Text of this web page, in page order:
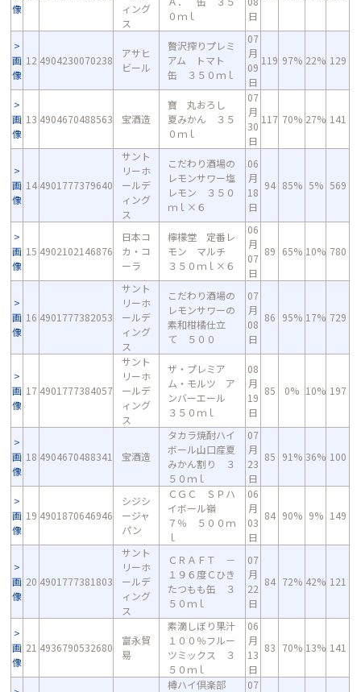
像
ィング
ス
０ｍｌ
日
画
像
12 4904230070238
アサヒ
ビール
贅沢搾りプレミ
アム トマト
缶 ３５０ｍｌ
07
月
09
日
119 97% 22% 129
画
像
13 4904670488563 宝酒造
寶 丸おろし
夏みかん ３５
０ｍｌ
07
月
30
日
117 70% 27% 141
画
像
14 4901777379640
サント
リーホ
ールデ
ィング
ス
こだわり酒場の
レモンサワー塩
レモン ３５０
ｍｌ×６
06
月
18
日
94 85% 5% 569
画
像
15 4902102146876
日本コ
カ・コ
ーラ
檸檬堂 定番レ
モン マルチ
３５０ｍｌ×６
06
月
07
日
89 65% 10% 780
画
像
16 4901777382053
サント
リーホ
ールデ
ィング
ス
こだわり酒場の
レモンサワーの
素和柑橘仕立
て ５００
07
月
08
日
86 95% 17% 729
画
像
17 4901777384057
サント
リーホ
ールデ
ィング
ス
ザ・プレミア
ム・モルツ ア
ンバーエール
３５０ｍｌ
08
月
19
日
85 0% 10% 197
画
像
18 4904670488341 宝酒造
タカラ焼酎ハイ
ボール山口産夏
みかん割り ３
５０ｍｌ
07
月
23
日
85 91% 36% 100
画
像
19 4901870646946
シジシ
ージャ
パン
ＣＧＣ ＳＰハ
イボール嶺
７％ ５００ｍ
ｌ
06
月
03
日
84 90% 9% 149
画
像
20 4901777381803
サント
リーホ
ールデ
ィング
ス
ＣＲＡＦＴ －
１９６度Ｃひき
たつもも缶 ３
５０ｍｌ
07
月
22
日
84 72% 42% 121
画
像
21 4936790532680
富永貿
易
素滴しぼり果汁
１００％フルー
ツミックス ３
５０ｍｌ
06
月
13
日
83 70% 13% 141
樽ハイ倶楽部 07